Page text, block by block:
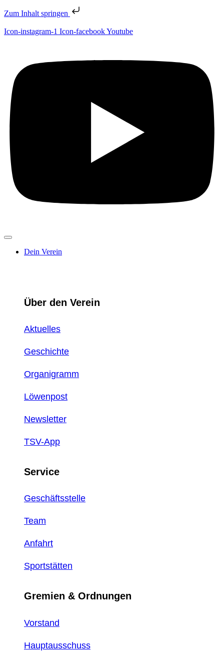
Zum Inhalt springen
Icon-instagram-1 Icon-facebookYoutube
Dein Verein
Über den Verein
Aktuelles
Geschichte
Organigramm
Löwenpost
Newsletter
TSV-App
Service
Geschäftsstelle
Team
Anfahrt
Sportstätten
Gremien & Ordnungen
Vorstand
Hauptausschuss